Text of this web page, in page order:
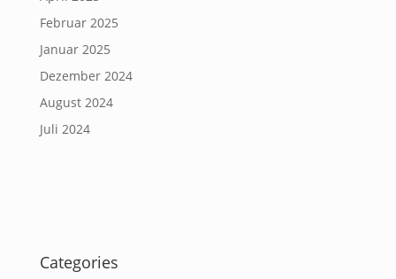
Februar 2025
Januar 2025
Dezember 2024
August 2024
Juli 2024
Categories